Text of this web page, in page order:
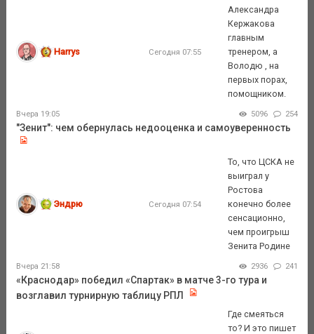
Harrys Сегодня 07:55
Александра
Кержакова
главным
тренером, а
Володю , на
первых порах,
помощником.
Вчера 19:05 5096 254
"Зенит": чем обернулась недооценка и самоуверенность
Эндрю Сегодня 07:54
То, что ЦСКА не
выиграл у
Ростова
конечно более
сенсационно,
чем проигрыш
Зенита Родине
Вчера 21:58 2936 241
«Краснодар» победил «Спартак» в матче 3-го тура и
возглавил турнирную таблицу РПЛ
Где смеяться
то? И это пишет